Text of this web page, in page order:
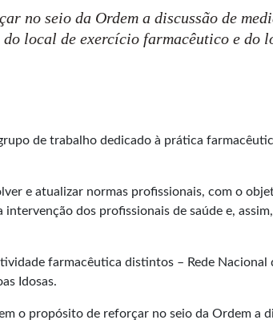
no seio da Ordem a discussão de
local de exercício farmacêutico e do
de trabalho dedicado à prática
e atualizar normas profissionais, com o
dos profissionais de saúde e,
farmacêutica distintos – Rede Nacional
Idosas.
o propósito de reforçar no seio da Ordem a